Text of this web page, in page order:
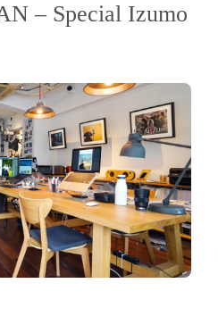
– Special Izumo